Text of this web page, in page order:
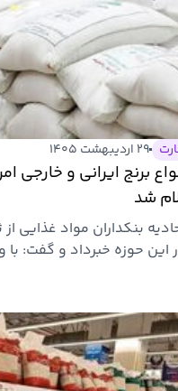
۲۹ اردیبهشت ۱۴۰۵
بنکداران مواد غذایی از
این حوزه خبرداد و گفت: